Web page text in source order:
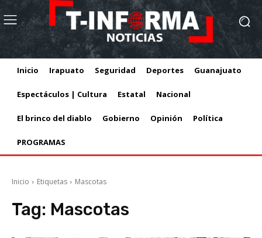
Inicio Irapuato Seguridad Deportes Guanajuato
Espectáculos | Cultura Estatal Nacional
El brinco del diablo Gobierno Opinión Política
PROGRAMAS
Inicio Etiquetas Mascotas
Tag: Mascotas